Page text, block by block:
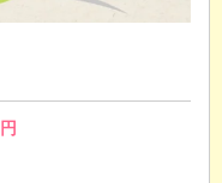
円